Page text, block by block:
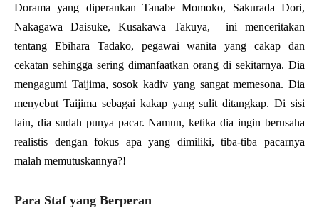
Dorama yang diperankan Tanabe Momoko, Sakurada Dori,
Nakagawa Daisuke, Kusakawa Takuya, ini menceritakan
tentang Ebihara Tadako, pegawai wanita yang cakap dan
cekatan sehingga sering dimanfaatkan orang di sekitarnya. Dia
mengagumi Taijima, sosok kadiv yang sangat memesona. Dia
menyebut Taijima sebagai kakap yang sulit ditangkap. Di sisi
lain, dia sudah punya pacar. Namun, ketika dia ingin berusaha
realistis dengan fokus apa yang dimiliki, tiba-tiba pacarnya
malah memutuskannya?!
Para Staf yang Berperan